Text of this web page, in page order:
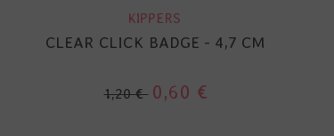
KIPPERS
CLEAR CLICK BADGE - 4,7 CM
1,20 € 0,60 €